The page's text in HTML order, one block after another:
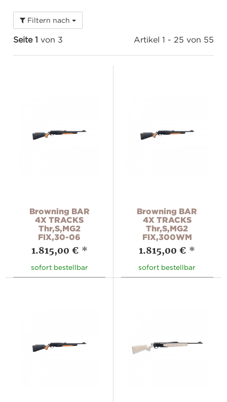
Filtern nach
Seite 1 von 3 Artikel 1 - 25 von 55
Browning BAR
4X TRACKS
Thr,S,MG2
FIX,30-06
1.815,00 € *
sofort bestellbar
Browning BAR
4X TRACKS
Thr,S,MG2
FIX,300WM
1.815,00 € *
sofort bestellbar